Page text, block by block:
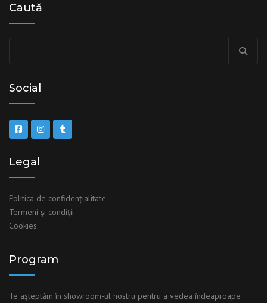
Caută
Social
Legal
Politica de confidențialitate
Termeni şi condiţii
Cookies
Program
Te așteptăm în showroom-ul nostru pentru a vedea îndeaproape